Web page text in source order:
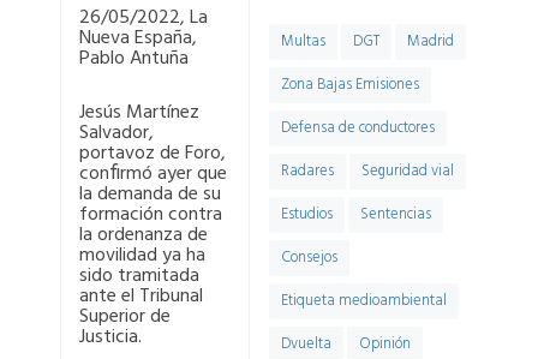
26/05/2022, La
Nueva España,
Pablo Antuña
Jesús Martínez
Salvador,
portavoz de Foro,
conﬁrmó ayer que
la demanda de su
formación contra
la ordenanza de
movilidad ya ha
sido tramitada
ante el Tribunal
Superior de
Justicia.
Multas DGT
Madrid
Zona Bajas Emisiones
Defensa de conductores
Radares
Seguridad vial
Estudios
Sentencias
Consejos
Etiqueta medioambiental
Dvuelta
Opinión